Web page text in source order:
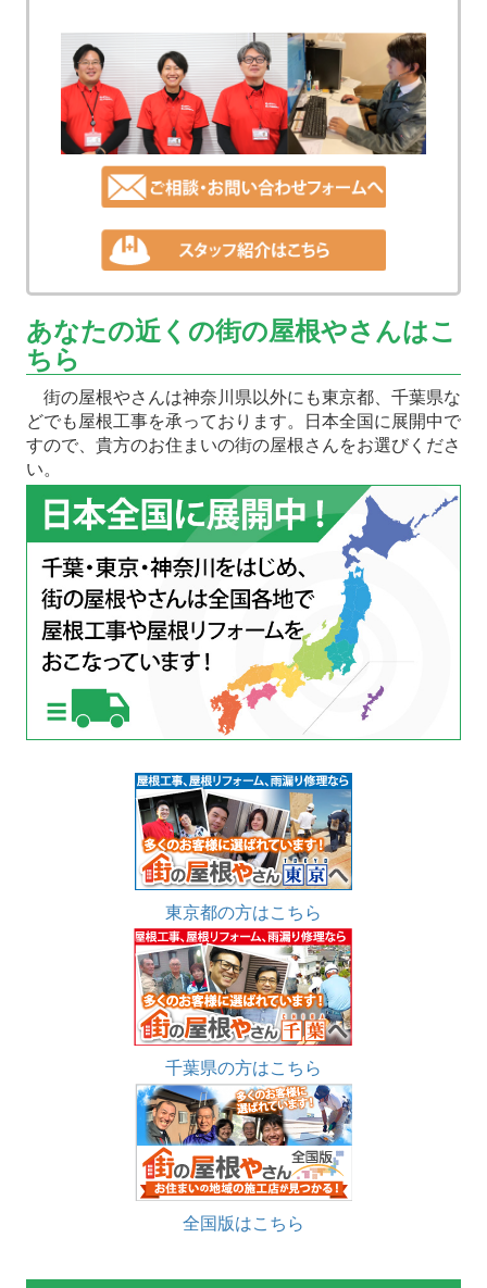
あなたの近くの街の屋根やさんはこ
ちら
街の屋根やさんは神奈川県以外にも東京都、千葉県な
どでも屋根工事を承っております。日本全国に展開中で
すので、貴方のお住まいの街の屋根さんをお選びくださ
い。
東京都の方はこちら
千葉県の方はこちら
全国版はこちら